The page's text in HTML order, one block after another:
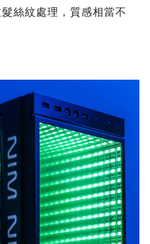
絲紋處理，質感相當不